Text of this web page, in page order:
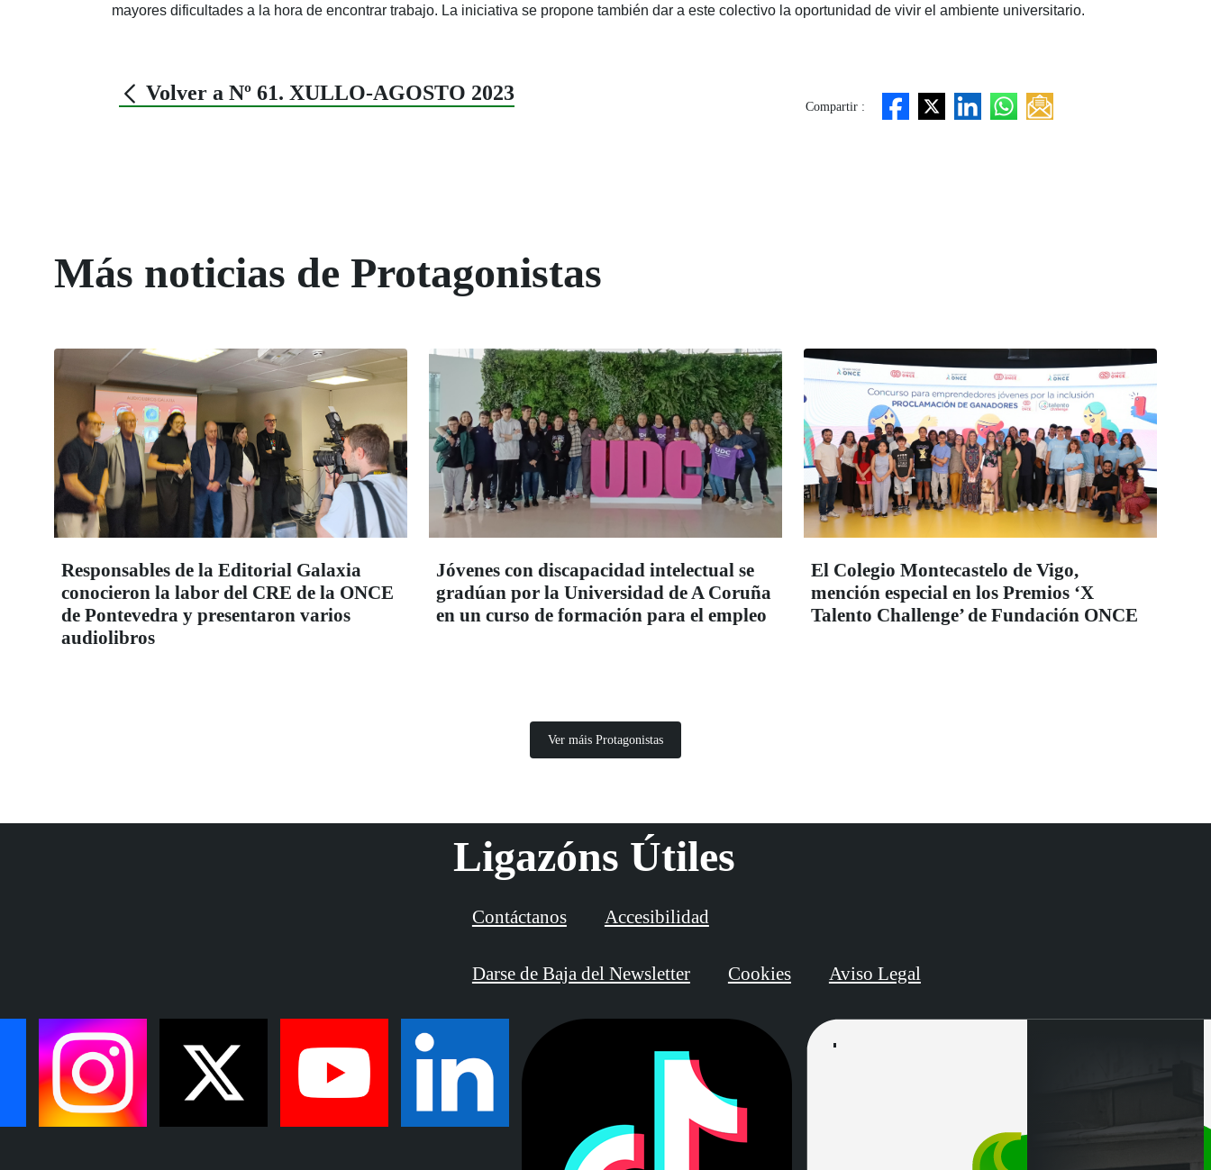
mayores dificultades a la hora de encontrar trabajo. La iniciativa se propone también dar a este colectivo la oportunidad de vivir el ambiente universitario.
Volver a Nº 61. XULLO-AGOSTO 2023
Compartir :
Más noticias de Protagonistas
Responsables de la Editorial Galaxia
conocieron la labor del CRE de la ONCE
de Pontevedra y presentaron varios
audiolibros
Jóvenes con discapacidad intelectual se
gradúan por la Universidad de A Coruña
en un curso de formación para el empleo
El Colegio Montecastelo de Vigo,
mención especial en los Premios ‘X
Talento Challenge’ de Fundación ONCE
Ver máis Protagonistas
Ligazóns Útiles
Contáctanos Accesibilidad
Darse de Baja del Newsletter Cookies Aviso Legal